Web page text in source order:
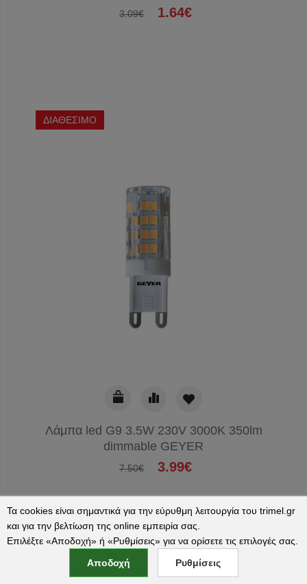
3.09€ 1.64€
ΔΙΑΘΕΣΙΜΟ
Λάμπα led G9 3.5W 230V 3000K 350lm
dimmable GEYER
7.50€ 3.99€
ΔΙΑΘΕΣΙΜΟ
Τα cookies είναι σημαντικά για την εύρυθμη λειτουργία του trimel.gr
και για την βελτίωση της online εμπειρία σας.
Επιλέξτε «Αποδοχή» ή «Ρυθμίσεις» για να ορίσετε τις επιλογές σας.
Αποδοχή
Ρυθμίσεις